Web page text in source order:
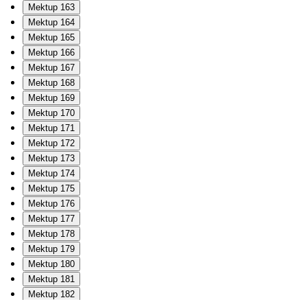
Mektup 163
Mektup 164
Mektup 165
Mektup 166
Mektup 167
Mektup 168
Mektup 169
Mektup 170
Mektup 171
Mektup 172
Mektup 173
Mektup 174
Mektup 175
Mektup 176
Mektup 177
Mektup 178
Mektup 179
Mektup 180
Mektup 181
Mektup 182